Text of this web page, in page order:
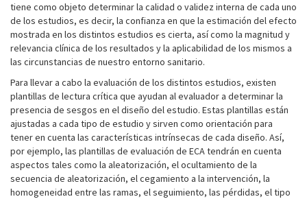
tiene como objeto determinar la calidad o validez interna de cada uno
de los estudios, es decir, la confianza en que la estimación del efecto
mostrada en los distintos estudios es cierta, así como la magnitud y
relevancia clínica de los resultados y la aplicabilidad de los mismos a
las circunstancias de nuestro entorno sanitario.
Para llevar a cabo la evaluación de los distintos estudios, existen
plantillas de lectura crítica que ayudan al evaluador a determinar la
presencia de sesgos en el diseño del estudio. Estas plantillas están
ajustadas a cada tipo de estudio y sirven como orientación para
tener en cuenta las características intrínsecas de cada diseño. Así,
por ejemplo, las plantillas de evaluación de ECA tendrán en cuenta
aspectos tales como la aleatorización, el ocultamiento de la
secuencia de aleatorización, el cegamiento a la intervención, la
homogeneidad entre las ramas, el seguimiento, las pérdidas, el tipo